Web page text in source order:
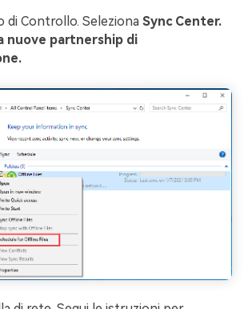
di Controllo. Seleziona Sync Center.
nuove partnership di